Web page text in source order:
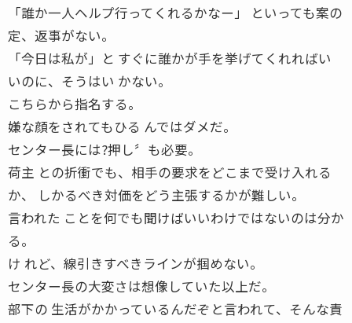
「誰か一人ヘルプ行ってくれるかなー」 といっても案の
定、返事がない。
「今日は私が」と すぐに誰かが手を挙げてくれればい
いのに、そうはい かない。
こちらから指名する。
嫌な顔をされてもひる んではダメだ。
センター長には?押し〞も必要。
荷主 との折衝でも、相手の要求をどこまで受け入れる
か、 しかるべき対価をどう主張するかが難しい。
言われた ことを何でも聞けばいいわけではないのは分か
る。
け れど、線引きすべきラインが掴めない。
センター長の大変さは想像していた以上だ。
部下の 生活がかかっているんだぞと言われて、そんな責